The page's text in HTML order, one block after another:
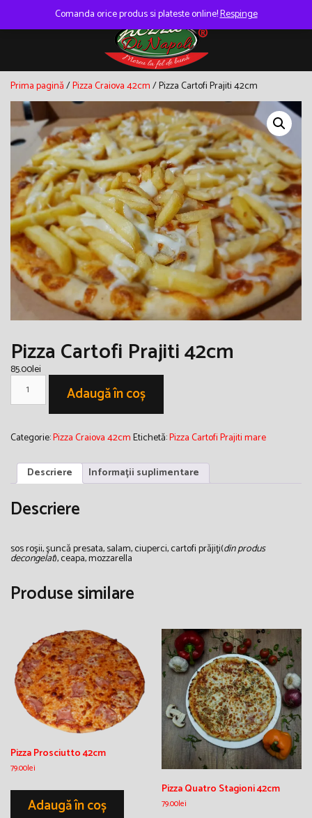
Comanda orice produs si plateste online!Respinge
Prima pagină/Pizza Craiova 42cm/ Pizza Cartofi Prajiti 42cm
Pizza Cartofi Prajiti 42cm
85.00lei
Cantitate
Pizza
Cartofi
Prajiti
Adaugă în coș
Categorie:Pizza Craiova 42cmEtichetă:Pizza Cartofi Prajiti mare
Descriere Informații suplimentare
Descriere
sos roşii, şuncă presata, salam, ciuperci, cartofi prăjiţi(din produs
decongelat), ceapa, mozzarella
Produse similare
Pizza Prosciutto 42cm
79.00lei
Adaugă în coș
Pizza Quatro Stagioni 42cm
79.00lei